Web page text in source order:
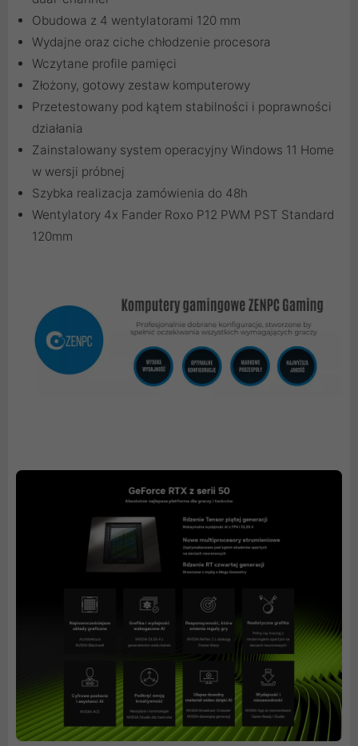
Obudowa z 4 wentylatorami 120 mm
Wydajne oraz ciche chłodzenie procesora
Wczytane profile pamięci
Złożony, gotowy zestaw komputerowy
Przetestowany pod kątem stabilności i poprawności
działania
Zainstalowany system operacyjny Windows 11 Home
w wersji próbnej
Szybka realizacja zamówienia do 48h
Wentylatory 4x Fander Roxo P12 PWM PST Standard
120mm